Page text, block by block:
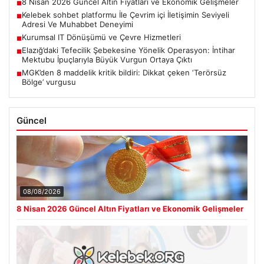
■
■Kelebek sohbet platformu İle Çevrim içi İletişimin Seviyeli
Adresi Ve Muhabbet Deneyimi
■Kurumsal IT Dönüşümü ve Çevre Hizmetleri
■Elazığ’daki Tefecilik Şebekesine Yönelik Operasyon: İntihar
Mektubu İpuçlarıyla Büyük Vurgun Ortaya Çıktı
■MGK’den 8 maddelik kritik bildiri: Dikkat çeken ‘Terörsüz
Bölge’ vurgusu
Güncel
08/08/2026
8 Nisan 2026 Güncel Altın Fiyatları ve Ekonomik Gelişmeler